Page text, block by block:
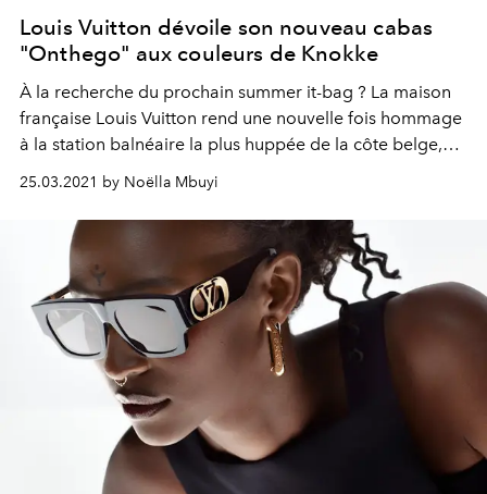
Louis Vuitton dévoile son nouveau cabas
"Onthego" aux couleurs de Knokke
À la recherche du prochain summer it-bag ? La maison
française Louis Vuitton rend une nouvelle fois hommage
à la station balnéaire la plus huppée de la côte belge,
avec une édition limitée de son modèle "Onthego" griffé
"Knokke" sur l’iconique Monogram Giant. Pratique, avec
des détails en dégradé et une palette de couleurs
fraîches et estivales, ce cabas est le compagnon idéal
pour upgrader ses looks beachwear cet été.
25.03.2021 by Noëlla Mbuyi